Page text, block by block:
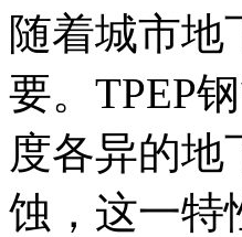
随着城市地
要。TPEP
度各异的地
蚀，这一特